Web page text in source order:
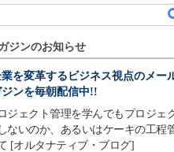
ジンのお知らせ
を変革するビジネス視点のメー
ジンを毎朝配信中!!
ジェクト管理を学んでもプロジェ
ないのか、あるいはケーキの工程
[オルタナティブ・ブログ]